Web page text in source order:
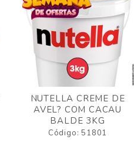
NUTELLA CREME DE
AVEL? COM CACAU
BALDE 3KG
Código: 51801